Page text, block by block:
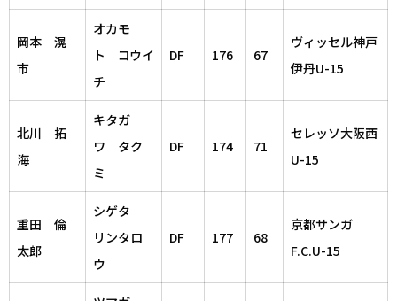
岡本 滉
市
オカモ
ト コウイ
チ
DF 176 67
ヴィッセル神戸
伊丹U-15
北川 拓
海
キタガ
ワ タク
ミ
DF 174 71
セレッソ大阪西
U-15
重田 倫
太郎
シゲタ
リンタロ
ウ
DF 177 68
京都サンガ
F.C.U-15